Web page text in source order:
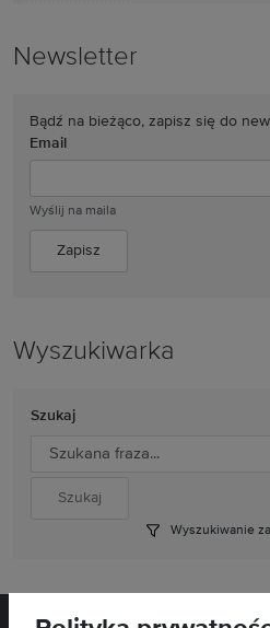
Newsletter
Bądź na bieżąco, zapisz się do
Email
Wyślij na maila
Wyszukiwarka
Szukaj
Wyszukiwanie